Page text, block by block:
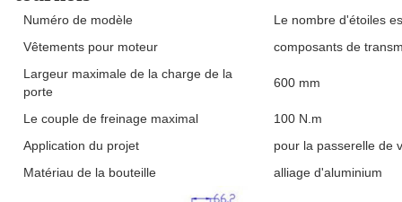
Numéro de modèle
Le nombre d'étoiles
Vêtements pour moteur
composants de
Largeur maximale de la charge de la
porte
600 mm
Le couple de freinage maximal
100 N.m
Application du projet
pour la passerelle de
Matériau de la bouteille
alliage d'aluminium